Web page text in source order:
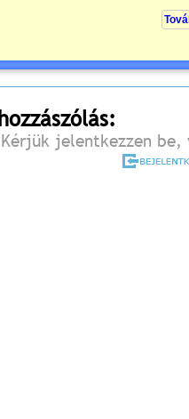
nincsenek hozzászólások
Kérjük jelentkezzen be,